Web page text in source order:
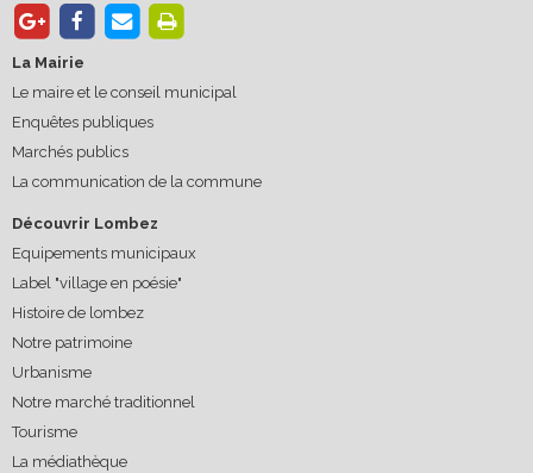
La Mairie
Le maire et le conseil municipal
Enquêtes publiques
Marchés publics
La communication de la commune
Découvrir Lombez
Equipements municipaux
Label "village en poésie"
Histoire de lombez
Notre patrimoine
Urbanisme
Notre marché traditionnel
Tourisme
La médiathèque